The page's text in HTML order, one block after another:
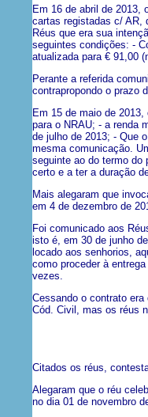
Em 16 de abril de 2013,
cartas registadas c/ AR,
Réus que era sua
seguintes condições: -
atualizada para € 91,00
Perante a referida
contrapropondo o prazo
Em 15 de maio de
para o NRAU; - a renda
de julho de 2013; - Que
mesma comunicação.
seguinte ao do termo do
certo e a ter a duração
Mais alegaram que
em 4 de dezembro de
Foi comunicado aos
isto é, em 30 de junho
locado aos senhorios,
como proceder à
vezes.
Cessando o contrato
Cód. Civil, mas os réus
Citados os réus,
Alegaram que o réu
no dia 01 de novembro